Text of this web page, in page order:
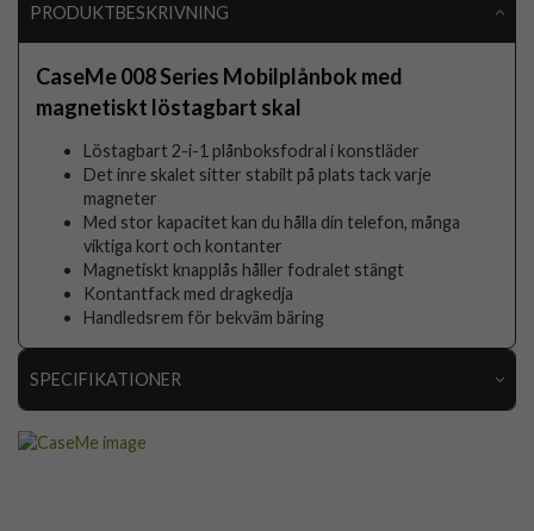
PRODUKTBESKRIVNING
CaseMe 008 Series Mobilplånbok med
magnetiskt löstagbart skal
Löstagbart 2-i-1 plånboksfodral i konstläder
Det inre skalet sitter stabilt på plats tack varje
magneter
Med stor kapacitet kan du hålla din telefon, många
viktiga kort och kontanter
Magnetiskt knapplås håller fodralet stängt
Kontantfack med dragkedja
Handledsrem för bekväm bäring
SPECIFIKATIONER